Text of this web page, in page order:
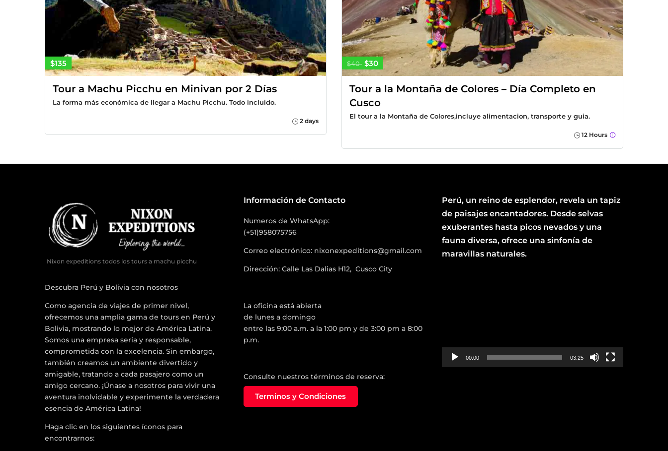
$135
Tour a Machu Picchu en Minivan por 2 Días
La forma más económica de llegar a Machu Picchu. Todo incluido.
2 days
$40 $30
Tour a la Montaña de Colores – Día Completo en
Cusco
El tour a la Montaña de Colores,incluye alimentacion, transporte y guia.
12 Hours
Nixon expeditions todos los tours a machu picchu
Descubra Perú y Bolivia con nosotros
Como agencia de viajes de primer nivel,
ofrecemos una amplia gama de tours en Perú y
Bolivia, mostrando lo mejor de América Latina.
Somos una empresa seria y responsable,
comprometida con la excelencia. Sin embargo,
también creamos un ambiente divertido y
amigable, tratando a cada pasajero como un
amigo cercano. ¡Únase a nosotros para vivir una
aventura inolvidable y experimente la verdadera
esencia de América Latina!
Haga clic en los siguientes íconos para
encontrarnos:
Información de Contacto
Numeros de WhatsApp:
(+51)958075756
Correo electrónico: nixonexpeditions@gmail.com
Dirección: Calle Las Dalias H12, Cusco City
La oficina está abierta
de lunes a domingo
entre las 9:00 a.m. a la 1:00 pm y de 3:00 pm a 8:00
p.m.
Consulte nuestros términos de reserva:
Terminos y Condiciones
Perú, un reino de esplendor, revela un tapiz
de paisajes encantadores. Desde selvas
exuberantes hasta picos nevados y una
fauna diversa, ofrece una sinfonía de
maravillas naturales.
00:00 03:25